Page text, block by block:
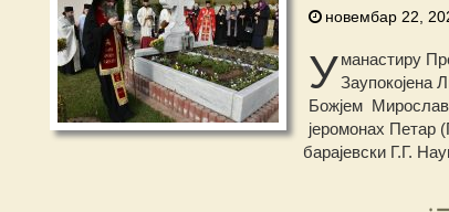
новембар 22,
У манастиру
Заупокојена
Божјем
јеромонах Петар
барајевски Г.Г.